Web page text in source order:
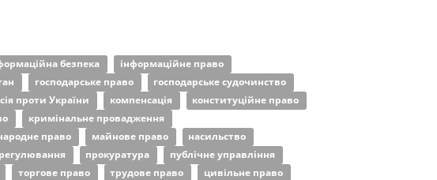
безпека
інформаційне право
господарське право
господарське судочинство
проти України компенсація
конституційне право
кримінальне провадження
право майнове право
насильство
прокуратура
публічне управління
торгове право трудове право
цивільне право